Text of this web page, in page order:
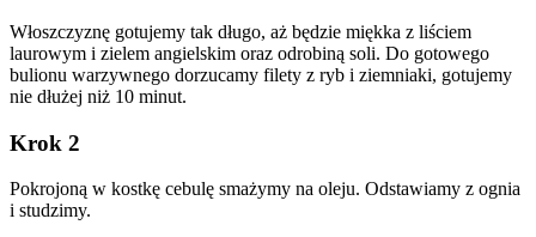
Włoszczyznę gotujemy tak długo, aż będzie miękka z liściem
laurowym i zielem angielskim oraz odrobiną soli. Do gotowego
bulionu warzywnego dorzucamy filety z ryb i ziemniaki, gotujemy
nie dłużej niż 10 minut.
Krok 2
Pokrojoną w kostkę cebulę smażymy na oleju. Odstawiamy z ognia
i studzimy.